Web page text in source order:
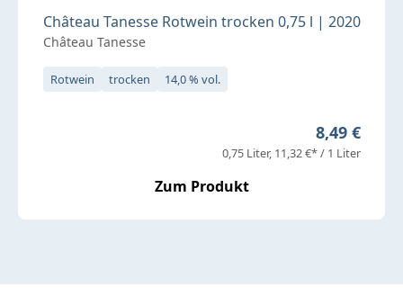
Château Tanesse Rotwein trocken 0,75 l | 2020
Château Tanesse
Rotwein trocken 14,0 % vol.
Regulärer
8,49 €
0,75 Liter 11,32 €* / 1 Liter
Zum Produkt